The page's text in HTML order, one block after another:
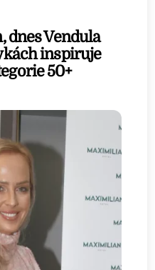
dnes Vendula
inspiruje
50+